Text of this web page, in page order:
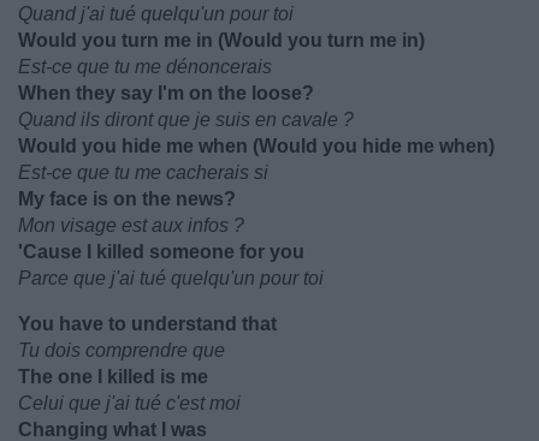
Quand j'ai tué quelqu'un pour toi
Would you turn me in (Would you turn me in)
Est-ce que tu me dénoncerais
When they say I'm on the loose?
Quand ils diront que je suis en cavale ?
Would you hide me when (Would you hide me when)
Est-ce que tu me cacherais si
My face is on the news?
Mon visage est aux infos ?
'Cause I killed someone for you
Parce que j'ai tué quelqu'un pour toi
You have to understand that
Tu dois comprendre que
The one I killed is me
Celui que j'ai tué c'est moi
Changing what I was